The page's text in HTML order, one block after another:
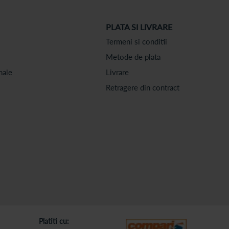
PLATA SI LIVRARE
Termeni si conditii
Metode de plata
Livrare
Retragere din contract
Platiti cu: